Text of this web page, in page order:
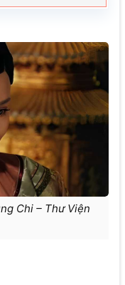
Chi – Thư Viện